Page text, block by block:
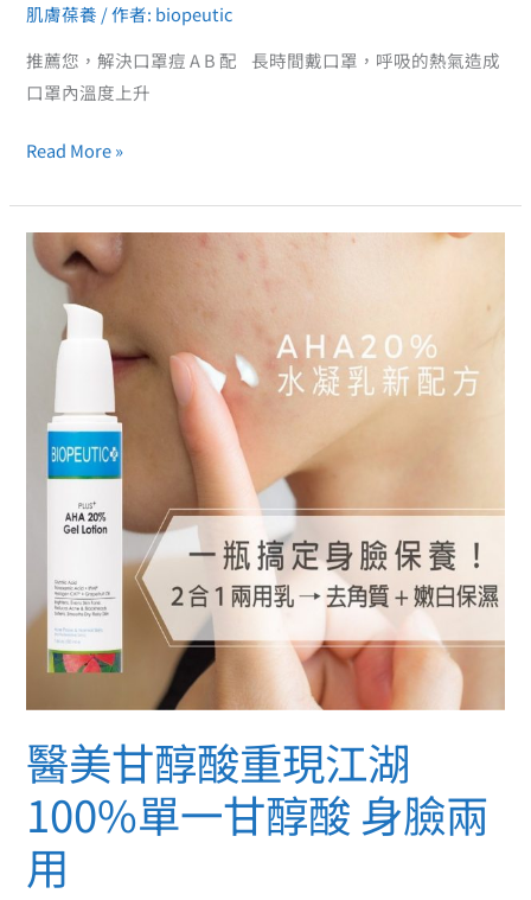
肌膚葆養 / 作者: biopeutic
推薦您，解決口罩痘 A B 配 長時間戴口罩，呼吸的熱氣造成
口罩內溫度上升
Read More »
醫美甘醇酸重現江湖
100%單一甘醇酸 身臉兩
用
醫
100%
一
甘
臉
兩
用